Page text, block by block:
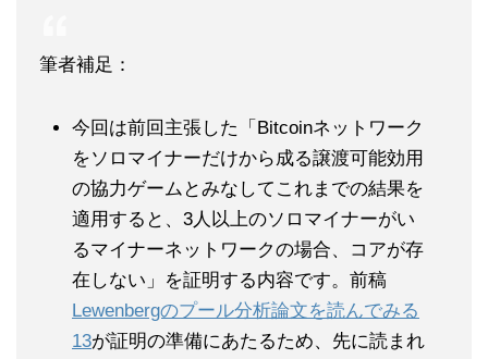
筆者補足：
今回は前回主張した「Bitcoinネットワーク
をソロマイナーだけから成る譲渡可能効用
の協力ゲームとみなしてこれまでの結果を
適用すると、3人以上のソロマイナーがい
るマイナーネットワークの場合、コアが存
在しない」を証明する内容です。前稿
Lewenbergのプール分析論文を読んでみる
13が証明の準備にあたるため、先に読まれ